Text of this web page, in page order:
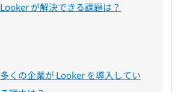
Looker が解決できる課題は？
多くの企業が Looker を導入してい